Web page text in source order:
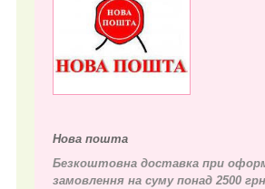
Нова пошта
Безкоштовна доставка при
замовлення на суму понад 2500